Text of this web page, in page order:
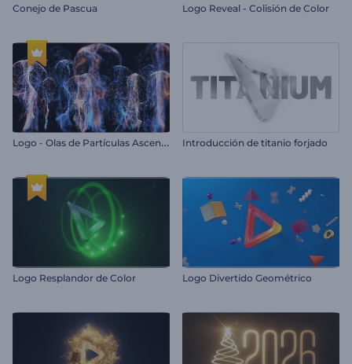
Conejo de Pascua Logo Reveal - Colisión de Color
L
ogo - Olas de Partículas Ascendentes Introducción de titanio forjado
Logo Resplandor de Color Logo Divertido Geométrico